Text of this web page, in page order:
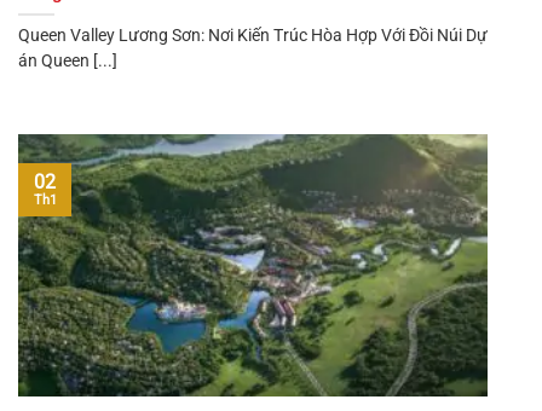
Queen Valley Lương Sơn: Nơi Kiến Trúc Hòa Hợp Với Đồi Núi Dự
án Queen [...]
02
Th1